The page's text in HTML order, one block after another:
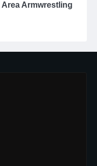
Area Armwrestling